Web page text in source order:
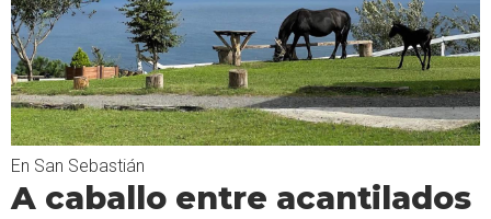
En San Sebastián
A caballo entre acantilados